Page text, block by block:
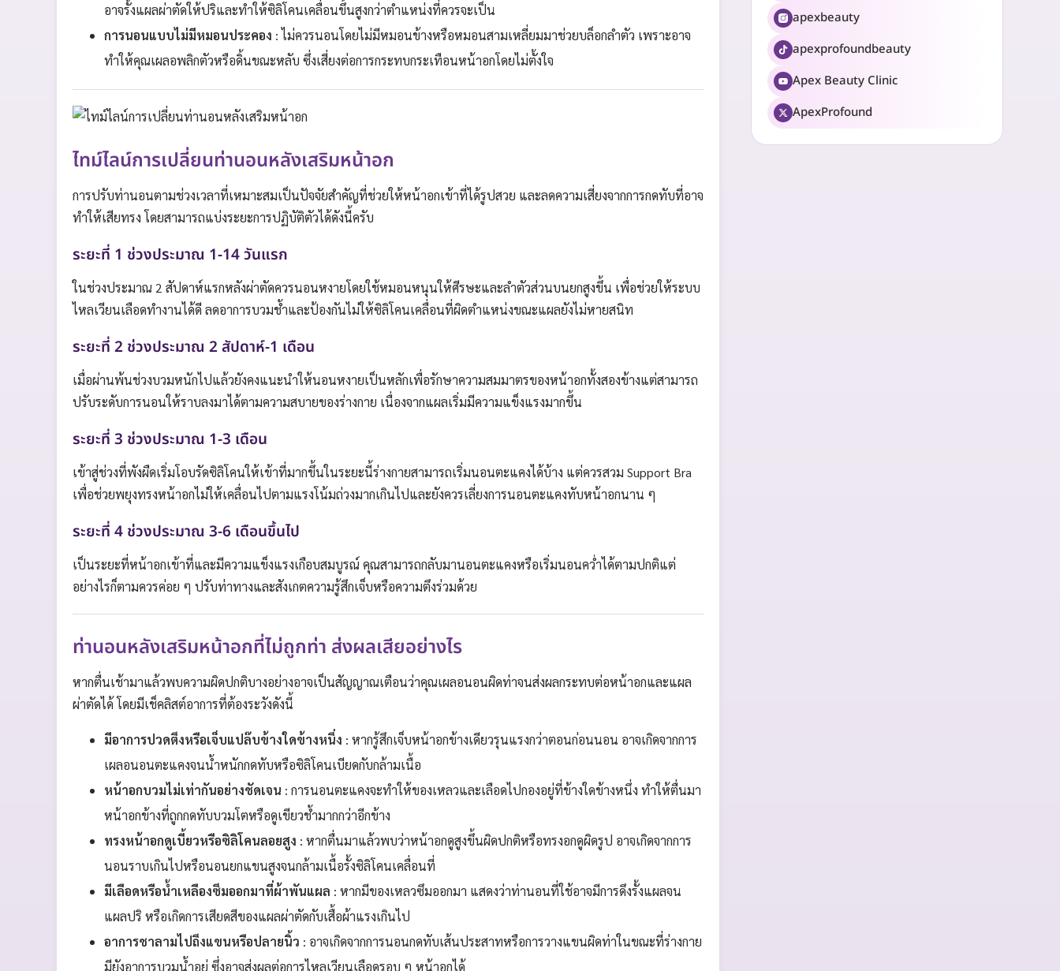
อาจรั้งแผลผ่าตัดให้ปริและทำให้ซิลิโคนเคลื่อนขึ้นสูงกว่าตำแหน่งที่ควรจะเป็น
การนอนแบบไม่มีหมอนประคอง : ไม่ควรนอนโดยไม่มีหมอนข้างหรือหมอนสามเหลี่ยมมาช่วยบล็อกลำตัว เพราะอาจ
ทำให้คุณเผลอพลิกตัวหรือดิ้นขณะหลับ ซึ่งเสี่ยงต่อการกระทบกระเทือนหน้าอกโดยไม่ตั้งใจ
ไทม์ไลน์การเปลี่ยนท่านอนหลังเสริมหน้าอก
การปรับท่านอนตามช่วงเวลาที่เหมาะสมเป็นปัจจัยสำคัญที่ช่วยให้หน้าอกเข้าที่ได้รูปสวย และลดความเสี่ยงจากการกดทับที่อาจ
ทำให้เสียทรง โดยสามารถแบ่งระยะการปฏิบัติตัวได้ดังนี้ครับ
ระยะที่ 1 ช่วงประมาณ 1-14 วันแรก
ในช่วงประมาณ 2 สัปดาห์แรกหลังผ่าตัดควรนอนหงายโดยใช้หมอนหนุนให้ศีรษะและลำตัวส่วนบนยกสูงขึ้น เพื่อช่วยให้ระบบ
ไหลเวียนเลือดทำงานได้ดี ลดอาการบวมช้ำและป้องกันไม่ให้ซิลิโคนเคลื่อนที่ผิดตำแหน่งขณะแผลยังไม่หายสนิท
ระยะที่ 2 ช่วงประมาณ 2 สัปดาห์-1 เดือน
เมื่อผ่านพ้นช่วงบวมหนักไปแล้วยังคงแนะนำให้นอนหงายเป็นหลักเพื่อรักษาความสมมาตรของหน้าอกทั้งสองข้างแต่สามารถ
ปรับระดับการนอนให้ราบลงมาได้ตามความสบายของร่างกาย เนื่องจากแผลเริ่มมีความแข็งแรงมากขึ้น
ระยะที่ 3 ช่วงประมาณ 1-3 เดือน
เข้าสู่ช่วงที่พังผืดเริ่มโอบรัดซิลิโคนให้เข้าที่มากขึ้นในระยะนี้ร่างกายสามารถเริ่มนอนตะแคงได้บ้าง แต่ควรสวม Support Bra
เพื่อช่วยพยุงทรงหน้าอกไม่ให้เคลื่อนไปตามแรงโน้มถ่วงมากเกินไปและยังควรเลี่ยงการนอนตะแคงทับหน้าอกนาน ๆ
ระยะที่ 4 ช่วงประมาณ 3-6 เดือนขึ้นไป
เป็นระยะที่หน้าอกเข้าที่และมีความแข็งแรงเกือบสมบูรณ์ คุณสามารถกลับมานอนตะแคงหรือเริ่มนอนคว่ำได้ตามปกติแต่
อย่างไรก็ตามควรค่อย ๆ ปรับท่าทางและสังเกตความรู้สึกเจ็บหรือความตึงร่วมด้วย
ท่านอนหลังเสริมหน้าอกที่ไม่ถูกท่า ส่งผลเสียอย่างไร
หากตื่นเช้ามาแล้วพบความผิดปกติบางอย่างอาจเป็นสัญญาณเตือนว่าคุณเผลอนอนผิดท่าจนส่งผลกระทบต่อหน้าอกและแผล
ผ่าตัดได้ โดยมีเช็คลิสต์อาการที่ต้องระวังดังนี้
มีอาการปวดตึงหรือเจ็บแปล๊บข้างใดข้างหนึ่ง : หากรู้สึกเจ็บหน้าอกข้างเดียวรุนแรงกว่าตอนก่อนนอน อาจเกิดจากการ
เผลอนอนตะแคงจนน้ำหนักกดทับหรือซิลิโคนเบียดกับกล้ามเนื้อ
หน้าอกบวมไม่เท่ากันอย่างชัดเจน : การนอนตะแคงจะทำให้ของเหลวและเลือดไปกองอยู่ที่ข้างใดข้างหนึ่ง ทำให้ตื่นมา
หน้าอกข้างที่ถูกกดทับบวมโตหรือดูเขียวช้ำมากกว่าอีกข้าง
ทรงหน้าอกดูเบี้ยวหรือซิลิโคนลอยสูง : หากตื่นมาแล้วพบว่าหน้าอกดูสูงขึ้นผิดปกติหรือทรงอกดูผิดรูป อาจเกิดจากการ
นอนราบเกินไปหรือนอนยกแขนสูงจนกล้ามเนื้อรั้งซิลิโคนเคลื่อนที่
มีเลือดหรือน้ำเหลืองซึมออกมาที่ผ้าพันแผล : หากมีของเหลวซึมออกมา แสดงว่าท่านอนที่ใช้อาจมีการดึงรั้งแผลจน
แผลปริ หรือเกิดการเสียดสีของแผลผ่าตัดกับเสื้อผ้าแรงเกินไป
อาการชาลามไปถึงแขนหรือปลายนิ้ว : อาจเกิดจากการนอนกดทับเส้นประสาทหรือการวางแขนผิดท่าในขณะที่ร่างกาย
มียังอาการบวมน้ำอยู่ ซึ่งอาจส่งผลต่อการไหลเวียนเลือดรอบ ๆ หน้าอกได้
apexbeauty
apexprofoundbeauty
Apex Beauty Clinic
ApexProfound